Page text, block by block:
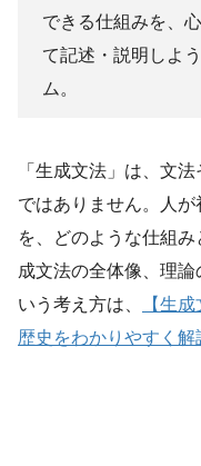
できる仕組みを、
て記述・説明しよ
ム。
「生成文法」は、文
ではありません。人
を、どのような仕組
成文法の全体像、理
いう考え方は、
【生
歴史をわかりやすく解